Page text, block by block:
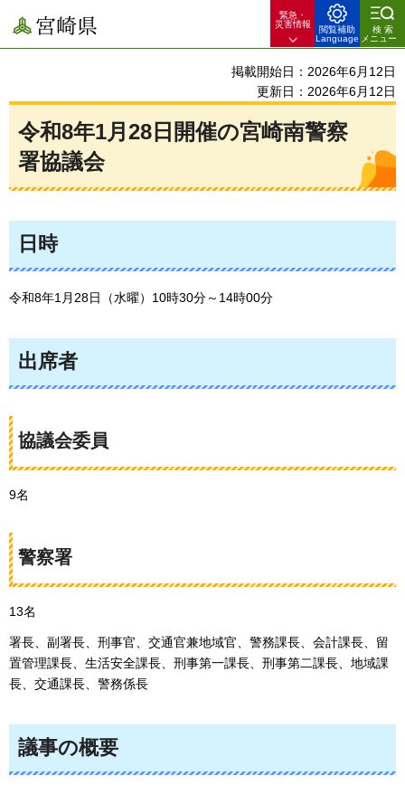
宮崎県
緊急・
災害情報
閲覧補助
Language
検索
メニュー
掲載開始日：2026年6月12日
更新日：2026年6月12日
令和8年1月28日開催の宮崎南警察
署協議会
日時
令和8年1月28日（水曜）10時30分～14時00分
出席者
協議会委員
9名
警察署
13名
署長、副署長、刑事官、交通官兼地域官、警務課長、会計課長、留
置管理課長、生活安全課長、刑事第一課長、刑事第二課長、地域課
長、交通課長、警務係長
議事の概要